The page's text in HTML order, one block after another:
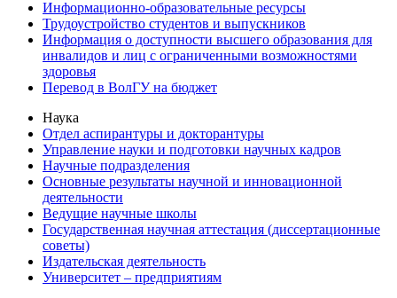
Информационно-образовательные ресурсы
Трудоустройство студентов и выпускников
Информация о доступности высшего образования для
инвалидов и лиц с ограниченными возможностями
здоровья
Перевод в ВолГУ на бюджет
Наука
Отдел аспирантуры и докторантуры
Управление науки и подготовки научных кадров
Научные подразделения
Основные результаты научной и инновационной
деятельности
Ведущие научные школы
Государственная научная аттестация (диссертационные
советы)
Издательская деятельность
Университет – предприятиям